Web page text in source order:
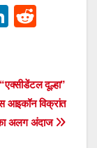
Li
e
dI
n
di
t
दूल्हा”
आइकॉन विक्रांत
अलग अंदाज